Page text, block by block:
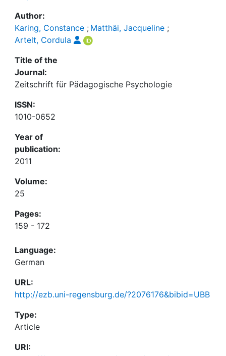
Author:
Karing, Constance ; Matthäi, Jacqueline ;
Artelt, Cordula
Title of the
Journal:
Zeitschrift für Pädagogische Psychologie
ISSN:
1010-0652
Year of
publication:
2011
Volume:
25
Pages:
159 - 172
Language:
German
URL:
http://ezb.uni-regensburg.de/?2076176&bibid=UBB
Type:
Article
URI: